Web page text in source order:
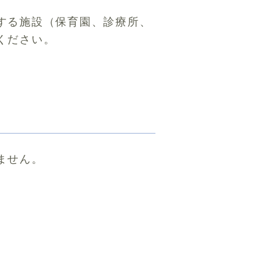
施設（保育園、診療所、
さい。
ん。